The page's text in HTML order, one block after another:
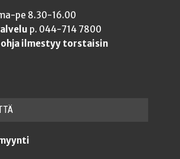
pe 8.30-16.00
p. 044-714 7800
ilmestyy torstaisin